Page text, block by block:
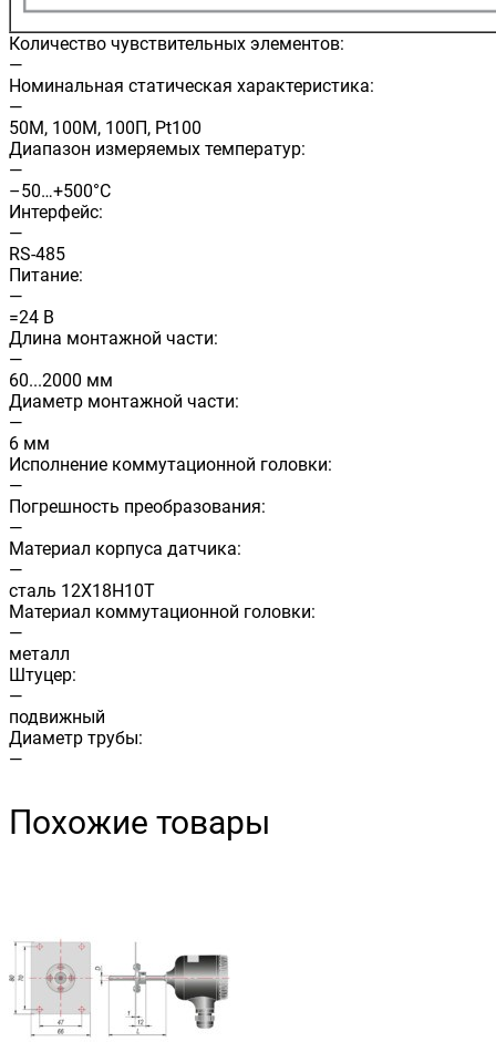
Количество чувствительных элементов:
—
Номинальная статическая характеристика:
—
50М, 100М, 100П, Pt100
Диапазон измеряемых температур:
—
–50…+500°C
Интерфейс:
—
RS-485
Питание:
—
=24 В
Длина монтажной части:
—
60...2000 мм
Диаметр монтажной части:
—
6 мм
Исполнение коммутационной головки:
—
Погрешность преобразования:
—
Материал корпуса датчика:
—
сталь 12Х18Н10Т
Материал коммутационной головки:
—
металл
Штуцер:
—
подвижный
Диаметр трубы:
—
Похожие товары